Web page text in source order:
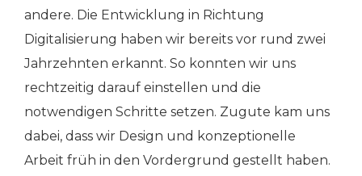
andere. Die Entwicklung in Richtung
Digitalisierung haben wir bereits vor rund zwei
Jahrzehnten erkannt. So konnten wir uns
rechtzeitig darauf einstellen und die
notwendigen Schritte setzen. Zugute kam uns
dabei, dass wir Design und konzeptionelle
Arbeit früh in den Vordergrund gestellt haben.